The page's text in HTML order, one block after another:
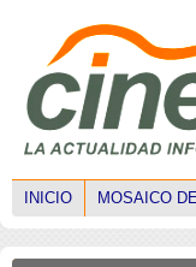
INICIO MOSAICO